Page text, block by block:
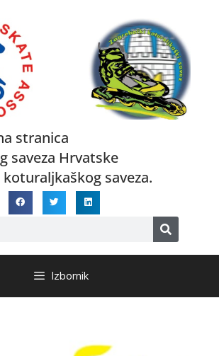
stranica
saveza Hrvatske
saveza.
Izbornik